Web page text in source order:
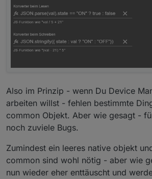
Also im Prinzip - wenn Du Device
arbeiten willst - fehlen bestimmte
common Objekt. Aber wie gesagt -
noch zuviele Bugs.
Zumindest ein leeres native objekt
common sind wohl nötig - aber wie
nun wieder eher enttäuscht und